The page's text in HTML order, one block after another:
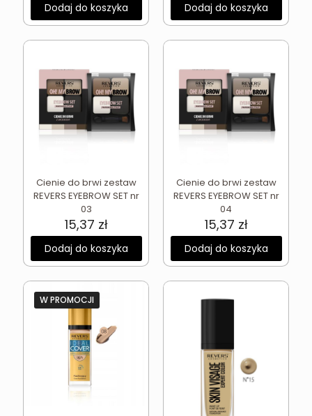
Dodaj do koszyka Dodaj do koszyka
Cienie do brwi zestaw
REVERS EYEBROW SET nr
03
15,37 zł
Dodaj do koszyka
Cienie do brwi zestaw
REVERS EYEBROW SET nr
04
15,37 zł
Dodaj do koszyka
W PROMOCJI